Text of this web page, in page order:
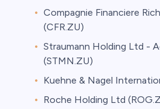
Compagnie Financiere
(CFR.ZU)
Straumann Holding Ltd -
(STMN.ZU)
Kuehne & Nagel
Roche Holding Ltd